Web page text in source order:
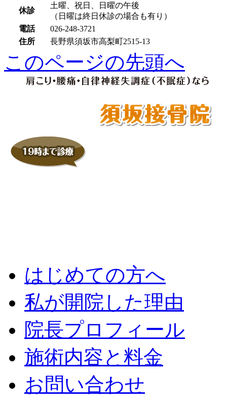
休診
土曜、祝日、日曜の午後
（日曜は終日休診の場合も有り）
電話
026-248-3721
住所
長野県須坂市高梨町2515-13
このページの先頭へ
はじめての方へ
私が開院した理由
院長プロフィール
施術内容と料金
お問い合わせ